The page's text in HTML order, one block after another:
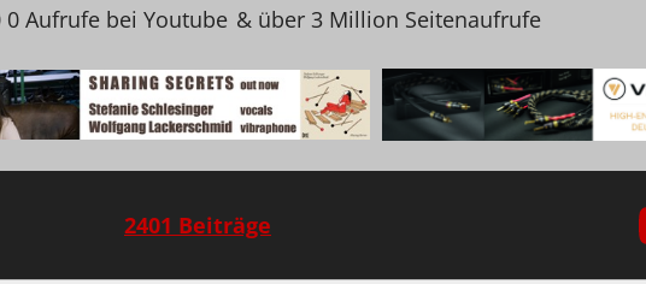
0 Aufrufe bei Youtube & über 3 Million Seitenaufrufe
2401 Beiträge